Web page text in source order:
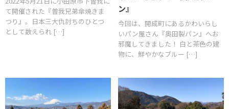
て開催された『曽我兄弟傘焼きま
つり』。日本三大仇討ちのひとつ
として数えられ […]
ン』
今回は、開成町にあるかわいらし
いパン屋さん『奥田製パン』へお
邪魔してきました！ 白と茶色の建
物に、鮮やかなブルー […]